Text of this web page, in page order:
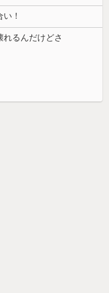
！
れるんだけどさ